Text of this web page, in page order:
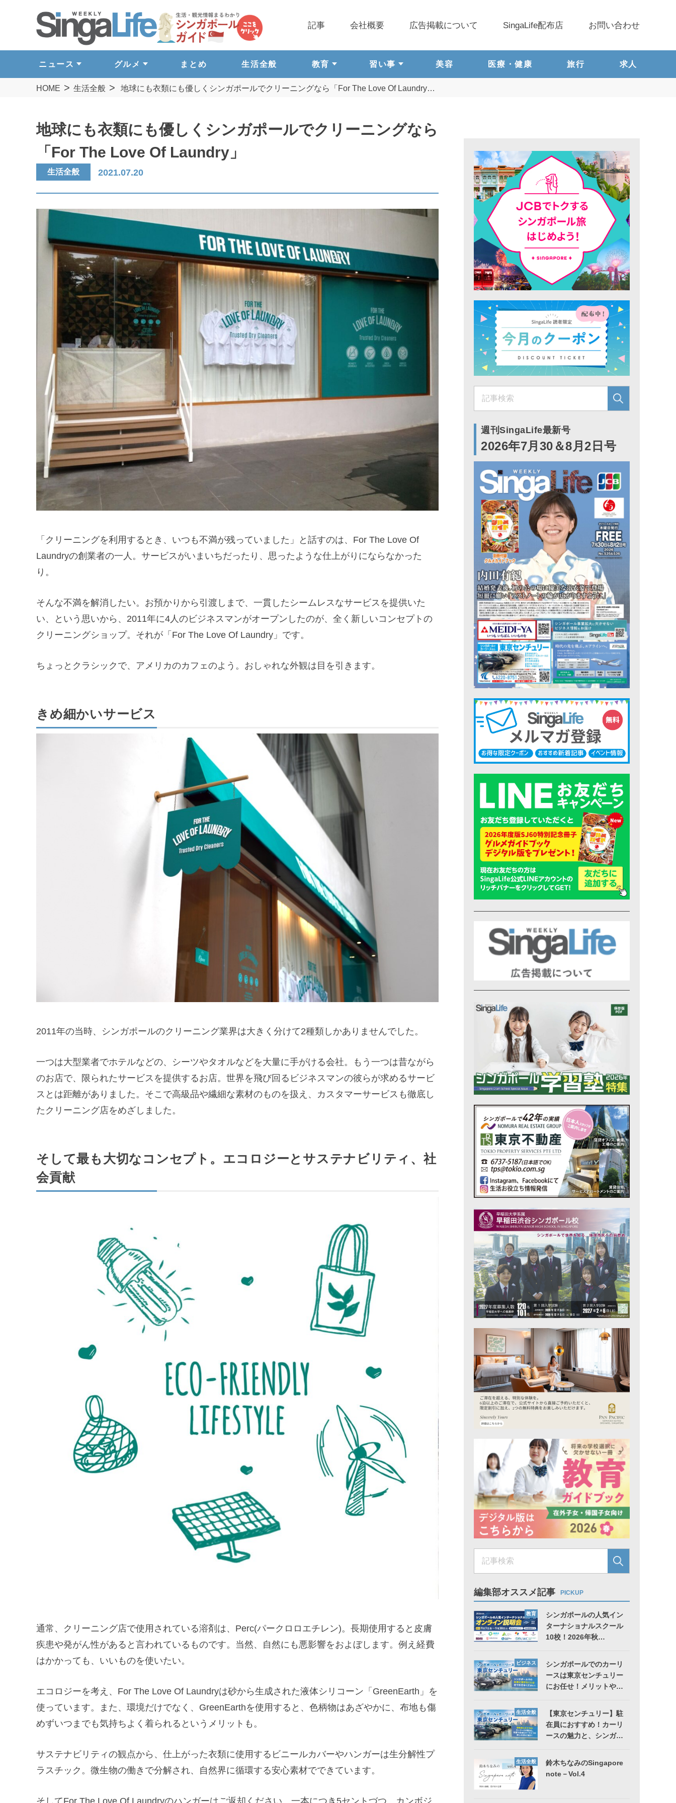
ニュース グルメ まとめ 生活全般 教育 習い事 美容 医療・健康 旅行 求人
記事 会社概要 広告掲載について SingaLife配布店 お問い合わせ
HOME 生活全般 地球にも衣類にも優しくシンガポールでクリーニングなら「For The Love Of Laundry…
地球にも衣類にも優しくシンガポールでクリーニングなら
「For The Love Of Laundry」
生活全般 2021.07.20
「クリーニングを利用するとき、いつも不満が残っていました」と話すのは、For The Love Of
Laundryの創業者の一人。サービスがいまいちだったり、思ったような仕上がりにならなかった
り。
そんな不満を解消したい。お預かりから引渡しまで、一貫したシームレスなサービスを提供いた
い、という思いから、2011年に4人のビジネスマンがオープンしたのが、全く新しいコンセプトの
クリーニングショップ。それが「For The Love Of Laundry」です。
ちょっとクラシックで、アメリカのカフェのよう。おしゃれな外観は目を引きます。
きめ細かいサービス
2011年の当時、シンガポールのクリーニング業界は大きく分けて2種類しかありませんでした。
一つは大型業者でホテルなどの、シーツやタオルなどを大量に手がける会社。もう一つは昔ながら
のお店で、限られたサービスを提供するお店。世界を飛び回るビジネスマンの彼らが求めるサービ
スとは距離がありました。そこで高級品や繊細な素材のものを扱え、カスタマーサービスも徹底し
たクリーニング店をめざしました。
そして最も大切なコンセプト。エコロジーとサステナビリティ、社
会貢献
通常、クリーニング店で使用されている溶剤は、Perc(パークロロエチレン)。長期使用すると皮膚
疾患や発がん性があると言われているものです。当然、自然にも悪影響をおよぼします。例え経費
はかかっても、いいものを使いたい。
エコロジーを考え、For The Love Of Laundryは砂から生成された液体シリコーン「GreenEarth」を
使っています。また、環境だけでなく、GreenEarthを使用すると、色柄物はあざやかに、布地も傷
めずいつまでも気持ちよく着られるというメリットも。
サステナビリティの観点から、仕上がった衣類に使用するビニールカバーやハンガーは生分解性プ
ラスチック。微生物の働きで分解され、自然界に循環する安心素材でできています。
そしてFor The Love Of Laundryのハンガーはご返却ください。一本につき5セントづつ、カンボジ
週刊SingaLife最新号
2026年7月30＆8月2日号
編集部オススメ記事 PICKUP
教育
シンガポールの人気イン
ターナショナルスクール
10校！2026年秋…
ビジネス
シンガポールでのカーリ
ースは東京センチュリー
にお任せ！メリットや…
生活全般
【東京センチュリー】駐
在員におすすめ！カーリ
ースの魅力と、シンガ…
生活全般
鈴木ちなみのSingapore
note－Vol.4